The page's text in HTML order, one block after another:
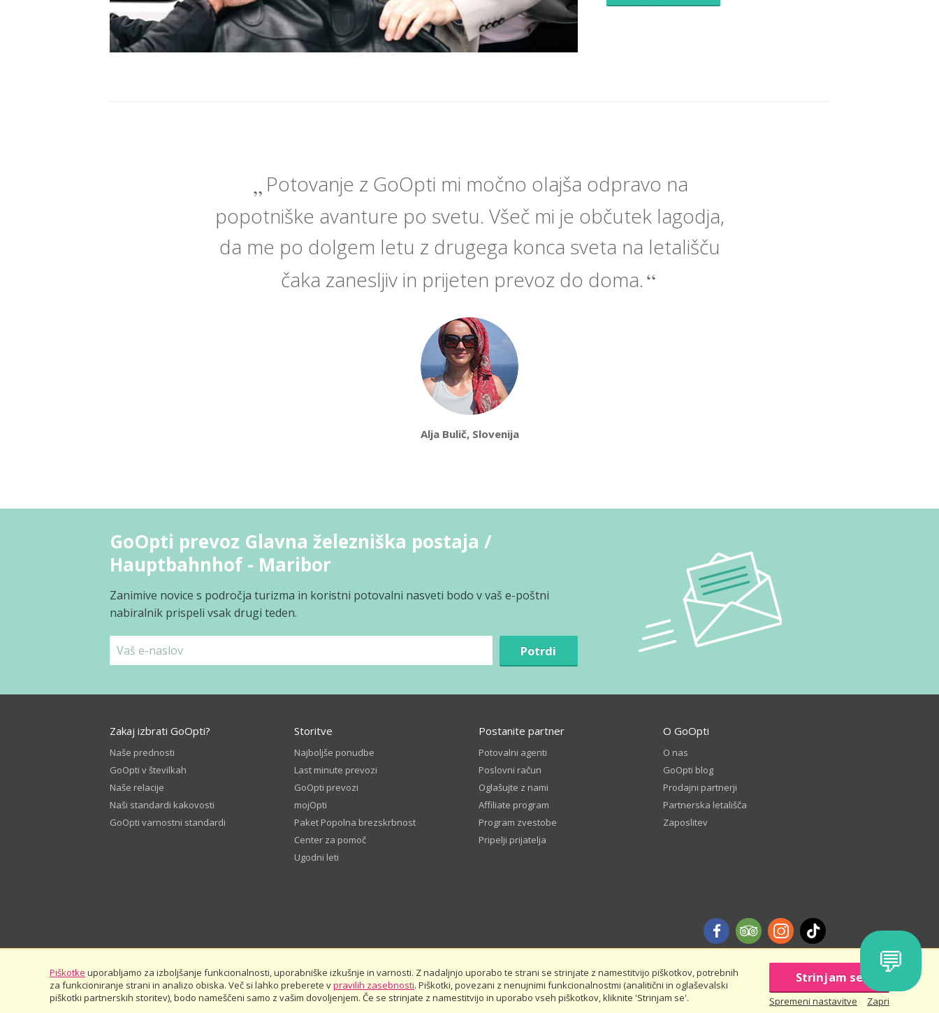
Piškotke uporabljamo za izboljšanje funkcionalnosti, uporabniške izkušnje in varnosti. Z nadaljnjo uporabo te strani se strinjate z namestitvijo piškotkov, potrebnih
za funkcioniranje strani in analizo obiska. Več si lahko preberete vpravilih zasebnosti. Piškotki, povezani z nenujnimi funkcionalnostmi (analitični in oglaševalski
piškotki partnerskih storitev), bodo nameščeni samo z vašim dovoljenjem. Če se strinjate z namestitvijo in uporabo vseh piškotkov, kliknite 'Strinjam se'.
Strinjam se
Spremeni nastavitve Zapri
Potovanje z GoOpti mi močno olajša odpravo na
popotniške avanture po svetu. Všeč mi je občutek lagodja,
da me po dolgem letu z drugega konca sveta na letališču
čaka zanesljiv in prijeten prevoz do doma.
Alja Bulič, Slovenija
GoOpti prevoz Glavna železniška postaja /
Hauptbahnhof - Maribor
Zanimive novice s področja turizma in koristni potovalni nasveti bodo v vaš e-poštni
nabiralnik prispeli vsak drugi teden.
Potrdi
Zakaj izbrati GoOpti?
Naše prednosti
GoOpti v številkah
Naše relacije
Naši standardi kakovosti
GoOpti varnostni standardi
Storitve
Najboljše ponudbe
Last minute prevozi
GoOpti prevozi
mojOpti
Paket Popolna brezskrbnost
Center za pomoč
Ugodni leti
Postanite partner
Potovalni agenti
Poslovni račun
Oglašujte z nami
Affiliate program
Program zvestobe
Pripelji prijatelja
O GoOpti
O nas
GoOpti blog
Prodajni partnerji
Partnerska letališča
Zaposlitev
© 2026 GoOpti International Splošni pogoji Pravila zasebnosti Javna finančna sredstva
Oceni nas in prihrani - pravila in pogoji
Rezerviraj vnaprej - pravila in pogoji
💬